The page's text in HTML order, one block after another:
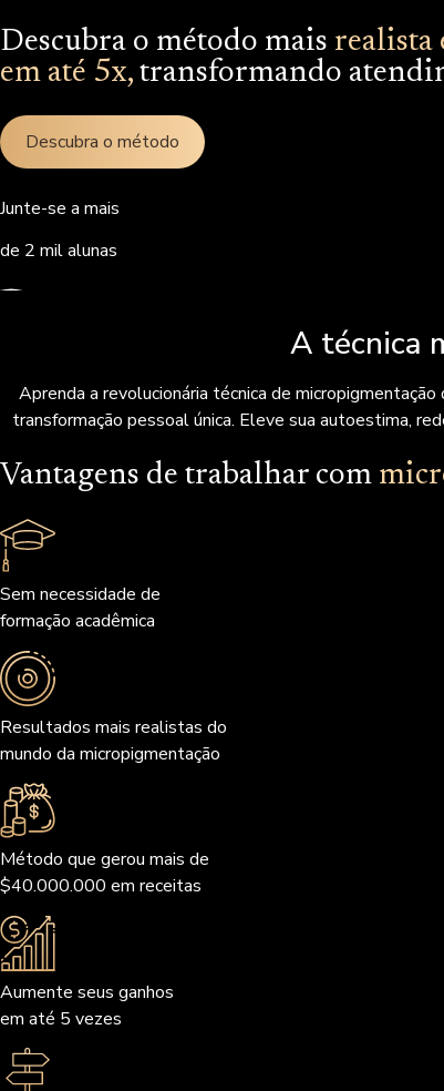
Descubra o método mais realista
em até 5x, transformando
Descubra o método
Junte-se a mais
de 2 mil alunas
A técnica
Aprenda a revolucionária técnica de
transformação pessoal única. Eleve sua autoestima,
Vantagens de trabalhar com
Sem necessidade de
formação acadêmica
Resultados mais realistas do
mundo da micropigmentação
Método que gerou mais de
$40.000.000 em receitas
Aumente seus ganhos
em até 5 vezes